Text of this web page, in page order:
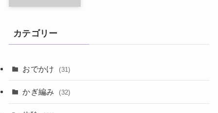
カテゴリー
おでかけ (31)
かぎ編み (32)